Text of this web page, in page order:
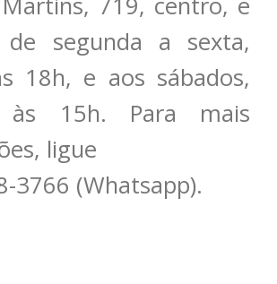
de segunda a sexta,
18h, e aos sábados,
15h. Para mais
ligue
3766 (Whatsapp).